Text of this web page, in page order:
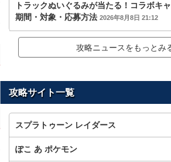
トラックぬいぐるみが当たる！コラボキ
期間・対象・応募方法 2026年8月8日 21:12
攻略ニュースをもっとみ
攻略サイト一覧
スプラトゥーン レイダース
ぽこ あ ポケモン